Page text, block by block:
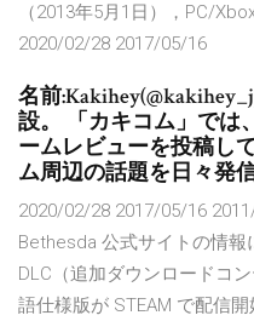
（2013年5月1日），PC/
2020/02/28 2017/05/16
名前
設。 「カキコム」では
ームレビューを投稿し
ム周辺の話題を日々発
2020/02/28 2017/05/16
Bethesda 公式サイトの情報
DLC（追加ダウンロードコ
語仕様版が STEAM で配信